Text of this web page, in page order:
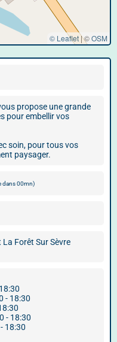
© Leaflet|©OSM
propose une grande
pour embellir vos
soin, pour tous vos
paysager.
dans 00mn)
Forêt Sur Sèvre
- 18:30
- 18:30
18:30